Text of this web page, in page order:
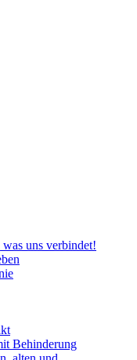
uns verbindet!
Behinderung